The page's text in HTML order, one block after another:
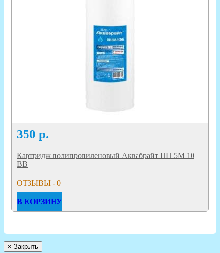
350 р.
Картридж полипропиленовый Аквабрайт ПП 5М 10
ВВ
ОТЗЫВЫ - 0
В КОРЗИНУ
× Закрыть